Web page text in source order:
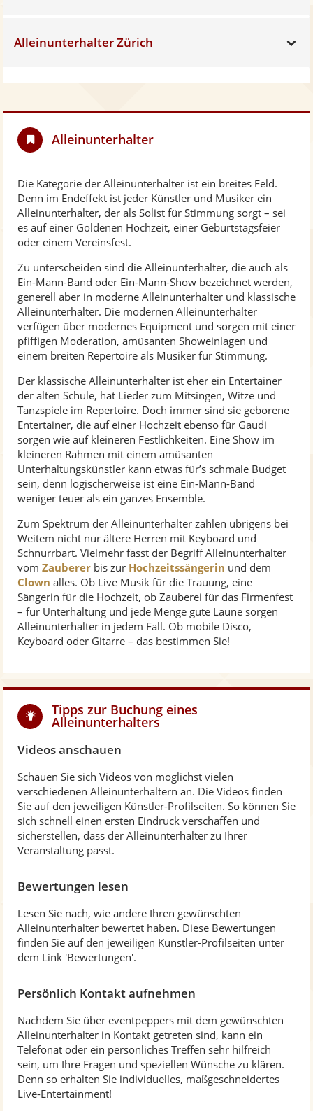
Alleinunterhalter Zürich
Alleinunterhalter
Die Kategorie der Alleinunterhalter ist ein breites Feld.
Denn im Endeffekt ist jeder Künstler und Musiker ein
Alleinunterhalter, der als Solist für Stimmung sorgt – sei
es auf einer Goldenen Hochzeit, einer Geburtstagsfeier
oder einem Vereinsfest.
Zu unterscheiden sind die Alleinunterhalter, die auch als
Ein-Mann-Band oder Ein-Mann-Show bezeichnet werden,
generell aber in moderne Alleinunterhalter und klassische
Alleinunterhalter. Die modernen Alleinunterhalter
verfügen über modernes Equipment und sorgen mit einer
pfiffigen Moderation, amüsanten Showeinlagen und
einem breiten Repertoire als Musiker für Stimmung.
Der klassische Alleinunterhalter ist eher ein Entertainer
der alten Schule, hat Lieder zum Mitsingen, Witze und
Tanzspiele im Repertoire. Doch immer sind sie geborene
Entertainer, die auf einer Hochzeit ebenso für Gaudi
sorgen wie auf kleineren Festlichkeiten. Eine Show im
kleineren Rahmen mit einem amüsanten
Unterhaltungskünstler kann etwas für’s schmale Budget
sein, denn logischerweise ist eine Ein-Mann-Band
weniger teuer als ein ganzes Ensemble.
Zum Spektrum der Alleinunterhalter zählen übrigens bei
Weitem nicht nur ältere Herren mit Keyboard und
Schnurrbart. Vielmehr fasst der Begriff Alleinunterhalter
vom Zauberer bis zur Hochzeitssängerin und dem
Clown alles. Ob Live Musik für die Trauung, eine
Sängerin für die Hochzeit, ob Zauberei für das Firmenfest
– für Unterhaltung und jede Menge gute Laune sorgen
Alleinunterhalter in jedem Fall. Ob mobile Disco,
Keyboard oder Gitarre – das bestimmen Sie!
Tipps zur Buchung eines
Alleinunterhalters
Videos anschauen
Schauen Sie sich Videos von möglichst vielen
verschiedenen Alleinunterhaltern an. Die Videos finden
Sie auf den jeweiligen Künstler-Profilseiten. So können Sie
sich schnell einen ersten Eindruck verschaffen und
sicherstellen, dass der Alleinunterhalter zu Ihrer
Veranstaltung passt.
Bewertungen lesen
Lesen Sie nach, wie andere Ihren gewünschten
Alleinunterhalter bewertet haben. Diese Bewertungen
finden Sie auf den jeweiligen Künstler-Profilseiten unter
dem Link 'Bewertungen'.
Persönlich Kontakt aufnehmen
Nachdem Sie über eventpeppers mit dem gewünschten
Alleinunterhalter in Kontakt getreten sind, kann ein
Telefonat oder ein persönliches Treffen sehr hilfreich
sein, um Ihre Fragen und speziellen Wünsche zu klären.
Denn so erhalten Sie individuelles, maßgeschneidertes
Live-Entertainment!